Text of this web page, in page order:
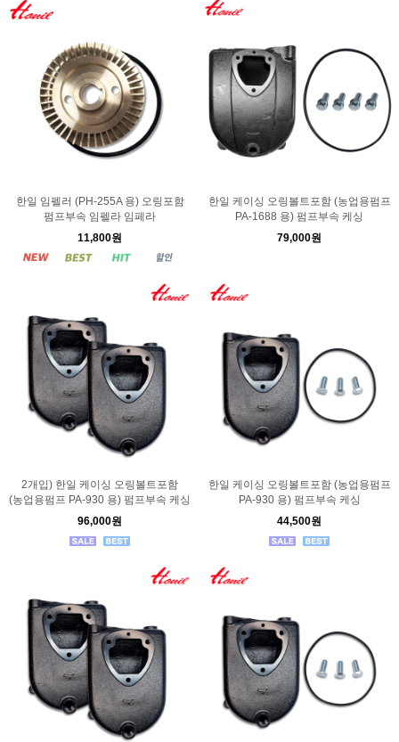
한일 임펠러 (PH-255A 용) 오링포함
펌프부속 임펠라 임페라
11,800원
한일 케이싱 오링볼트포함 (농업용펌프
PA-1688 용) 펌프부속 케싱
79,000원
2개입) 한일 케이싱 오링볼트포함
(농업용펌프 PA-930 용) 펌프부속 케싱
96,000원
한일 케이싱 오링볼트포함 (농업용펌프
PA-930 용) 펌프부속 케싱
44,500원